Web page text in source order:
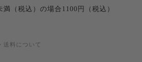
（税込）の場合1100円（税込）
送料について